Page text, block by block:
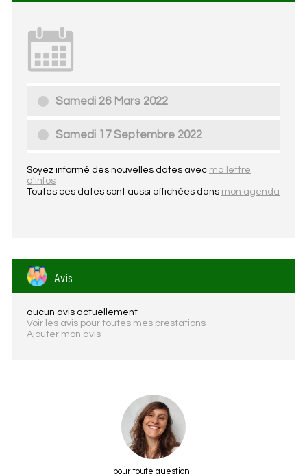
Samedi 26 Mars 2022
Samedi 17 Septembre 2022
Soyez informé des nouvelles dates avec ma lettre
d'infos
Toutes ces dates sont aussi affichées dans mon agenda
Avis
aucun avis actuellement
Voir les avis pour toutes mes prestations
Ajouter mon avis
pour toute question :